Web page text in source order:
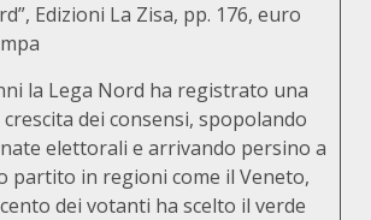
Edizioni La Zisa, pp. 176, euro
la Lega Nord ha registrato una
dei consensi, spopolando
elettorali e arrivando persino a
partito in regioni come il Veneto,
dei votanti ha scelto il verde